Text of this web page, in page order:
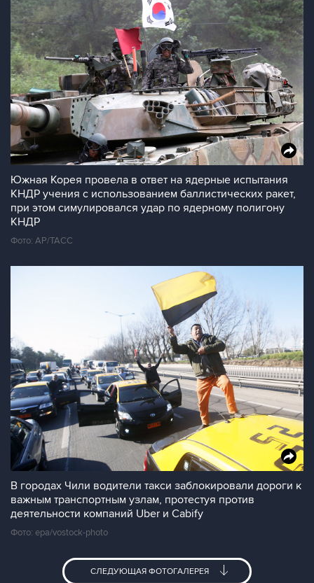
Южная Корея провела в ответ на ядерные испытания
КНДР учения с использованием баллистических ракет,
при этом симулировался удар по ядерному полигону
КНДР
Фото: AP/ТАСС
В городах Чили водители такси заблокировали дороги к
важным транспортным узлам, протестуя против
деятельности компаний Uber и Cabify
Фото: epa/vostock-photo
СЛЕДУЮЩАЯ ФОТОГАЛЕРЕЯ